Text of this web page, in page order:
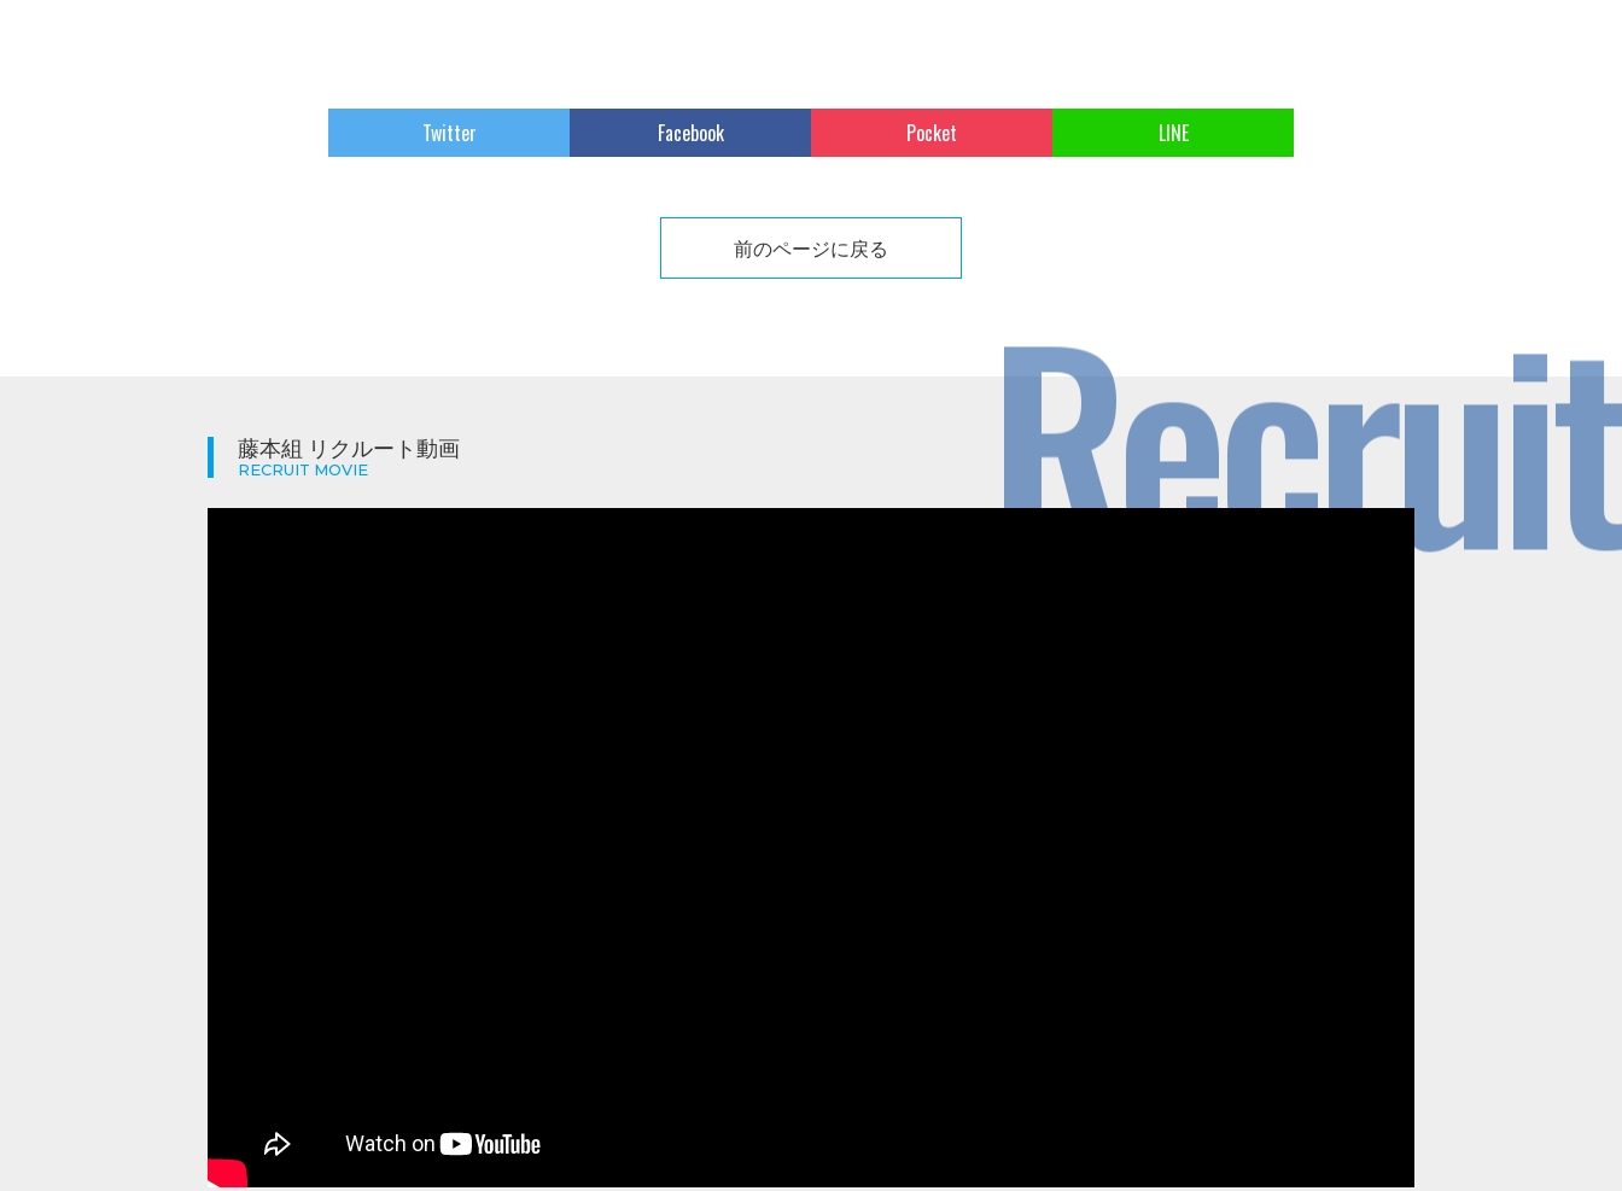
Twitter Facebook Pocket LINE
前のページに戻る
Recruit
藤本組 リクルート動画
RECRUIT MOVIE